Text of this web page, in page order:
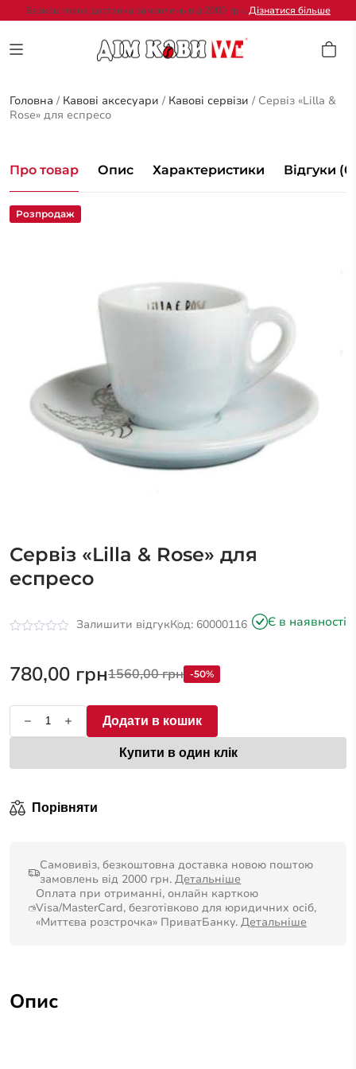
Безкоштовна доставка замовлень від 2000 грн. Дізнатися більше
Головна / Кавові аксесуари / Кавові сервізи / Сервіз «Lilla &
Rose» для еспресо
Про товар Опис Характеристики Відгуки
Розпродаж
Сервіз «Lilla & Rose» для
еспресо
з
Залишити відгукКод: 60000116 Є в наявності
780,00 грн1560,00грн -50%
Додати в кошик
Купити в один клік
Порівняти
Самовивіз, безкоштовна доставка новою поштою
замовлень від 2000 грн.Детальніше
Оплата при отриманні, онлайн карткою
Visa/MasterCard, безготівково для юридичних осіб,
«Миттєва розстрочка» ПриватБанку. Детальніше
Опис